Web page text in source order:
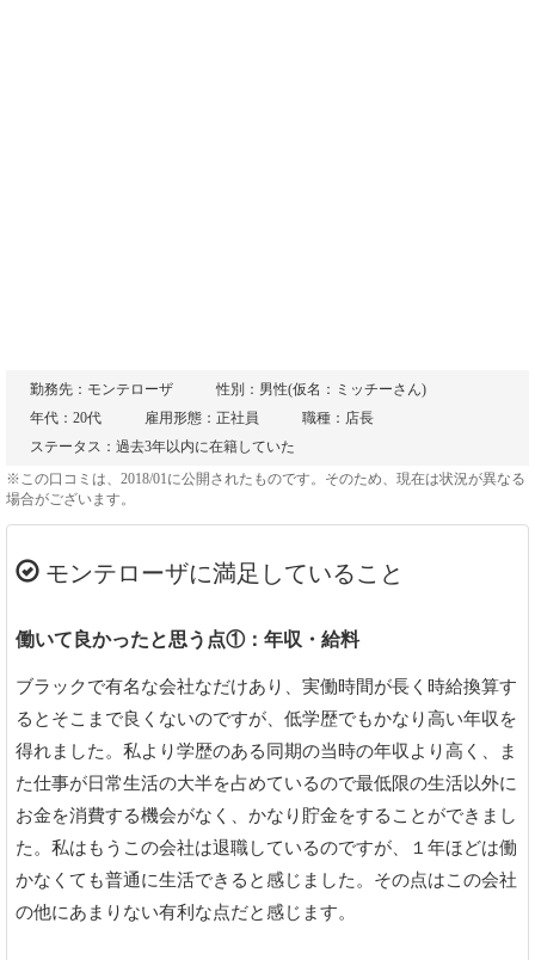
勤務先：モンテローザ
性別：男性(仮名：ミッチーさん)
年代：20代
雇用形態：正社員
職種：店長
ステータス：過去3年以内に在籍していた
※この口コミは、2018/01に公開されたものです。そのため、現在は状況が異なる
場合がございます。
モンテローザに満足していること
働いて良かったと思う点①：年収・給料
ブラックで有名な会社なだけあり、実働時間が長く時給換算す
るとそこまで良くないのですが、低学歴でもかなり高い年収を
得れました。私より学歴のある同期の当時の年収より高く、ま
た仕事が日常生活の大半を占めているので最低限の生活以外に
お金を消費する機会がなく、かなり貯金をすることができまし
た。私はもうこの会社は退職しているのですが、１年ほどは働
かなくても普通に生活できると感じました。その点はこの会社
の他にあまりない有利な点だと感じます。